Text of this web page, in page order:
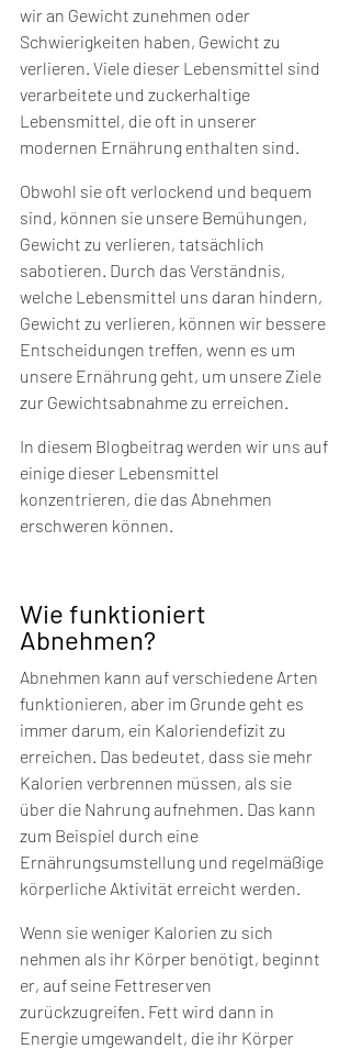
wir an Gewicht zunehmen oder
Schwierigkeiten haben, Gewicht zu
verlieren. Viele dieser Lebensmittel sind
verarbeitete und zuckerhaltige
Lebensmittel, die oft in unserer
modernen Ernährung enthalten sind.
Obwohl sie oft verlockend und bequem
sind, können sie unsere Bemühungen,
Gewicht zu verlieren, tatsächlich
sabotieren. Durch das Verständnis,
welche Lebensmittel uns daran hindern,
Gewicht zu verlieren, können wir bessere
Entscheidungen treffen, wenn es um
unsere Ernährung geht, um unsere Ziele
zur Gewichtsabnahme zu erreichen.
In diesem Blogbeitrag werden wir uns auf
einige dieser Lebensmittel
konzentrieren, die das Abnehmen
erschweren können.
Wie funktioniert
Abnehmen?
Abnehmen kann auf verschiedene Arten
funktionieren, aber im Grunde geht es
immer darum, ein Kaloriendefizit zu
erreichen. Das bedeutet, dass sie mehr
Kalorien verbrennen müssen, als sie
über die Nahrung aufnehmen. Das kann
zum Beispiel durch eine
Ernährungsumstellung und regelmäßige
körperliche Aktivität erreicht werden.
Wenn sie weniger Kalorien zu sich
nehmen als ihr Körper benötigt, beginnt
er, auf seine Fettreserven
zurückzugreifen. Fett wird dann in
Energie umgewandelt, die ihr Körper